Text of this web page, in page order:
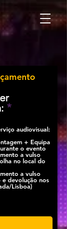
*
audiovisual:
+ Equipa
o evento
a vulso
no local do
a vulso
devolução nos
Lisboa)